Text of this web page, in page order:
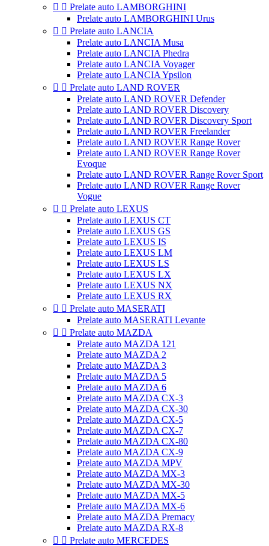
  Prelate auto LAMBORGHINI
Prelate auto LAMBORGHINI Urus
  Prelate auto LANCIA
Prelate auto LANCIA Musa
Prelate auto LANCIA Phedra
Prelate auto LANCIA Voyager
Prelate auto LANCIA Ypsilon
  Prelate auto LAND ROVER
Prelate auto LAND ROVER Defender
Prelate auto LAND ROVER Discovery
Prelate auto LAND ROVER Discovery Sport
Prelate auto LAND ROVER Freelander
Prelate auto LAND ROVER Range Rover
Prelate auto LAND ROVER Range Rover
Evoque
Prelate auto LAND ROVER Range Rover Sport
Prelate auto LAND ROVER Range Rover
Vogue
  Prelate auto LEXUS
Prelate auto LEXUS CT
Prelate auto LEXUS GS
Prelate auto LEXUS IS
Prelate auto LEXUS LM
Prelate auto LEXUS LS
Prelate auto LEXUS LX
Prelate auto LEXUS NX
Prelate auto LEXUS RX
  Prelate auto MASERATI
Prelate auto MASERATI Levante
  Prelate auto MAZDA
Prelate auto MAZDA 121
Prelate auto MAZDA 2
Prelate auto MAZDA 3
Prelate auto MAZDA 5
Prelate auto MAZDA 6
Prelate auto MAZDA CX-3
Prelate auto MAZDA CX-30
Prelate auto MAZDA CX-5
Prelate auto MAZDA CX-7
Prelate auto MAZDA CX-80
Prelate auto MAZDA CX-9
Prelate auto MAZDA MPV
Prelate auto MAZDA MX-3
Prelate auto MAZDA MX-30
Prelate auto MAZDA MX-5
Prelate auto MAZDA MX-6
Prelate auto MAZDA Premacy
Prelate auto MAZDA RX-8
  Prelate auto MERCEDES